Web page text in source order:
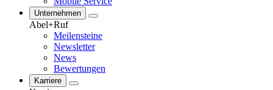
Unternehmen
Abel+Ruf
Meilensteine
Newsletter
News
Bewertungen
Karriere